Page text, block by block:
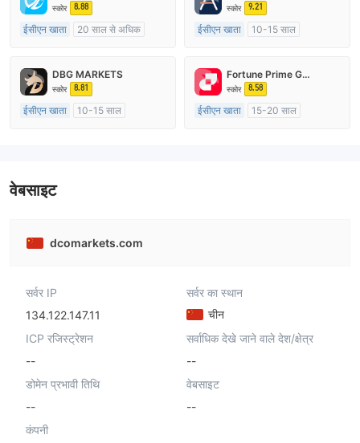
स्कोर 8.88
ईसीएन खाता
20 साल से अधिक
मार्केट मेकिंग (एमएम)
मुख्य-लेबल MT4
स्कोर 9.21
ईसीएन खाता
10-15 साल
मार्केट मेकिंग (एमएम)
मुख्य-लेबल MT4
DBG MARKETS
स्कोर 8.81
ईसीएन खाता
10-15 साल
Fortune Prime Global
स्कोर 8.58
ईसीएन खाता
15-20 साल
वेबसाइट
dcomarkets.com
सर्वर IP
134.122.147.11
सर्वर का स्थान
चीन
ICP रजिस्ट्रेशन
--
सर्वाधिक देखे जाने वाले देश/क्षेत्र
--
डोमेन प्रभावी तिथि
--
वेबसाइट
--
कंपनी